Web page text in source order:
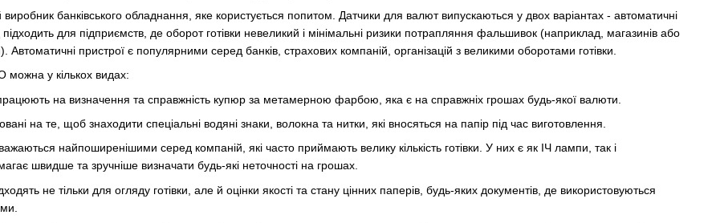
банківського обладнання, яке користується попитом. Датчики для валют випускаються у двох варіантах - автоматичні
для підприємств, де оборот готівки невеликий і мінімальні ризики потрапляння фальшивок (наприклад, магазинів або
Автоматичні пристрої є популярними серед банків, страхових компаній, організацій з великими оборотами готівки.
можна у кількох видах:
на визначення та справжність купюр за метамерною фарбою, яка є на справжніх грошах будь-якої валюти.
на те, щоб знаходити спеціальні водяні знаки, волокна та нитки, які вносяться на папір під час виготовлення.
найпоширенішими серед компаній, які часто приймають велику кількість готівки. У них є як ІЧ лампи, так і
швидше та зручніше визначати будь-які неточності на грошах.
не тільки для огляду готівки, але й оцінки якості та стану цінних паперів, будь-яких документів, де використовуються